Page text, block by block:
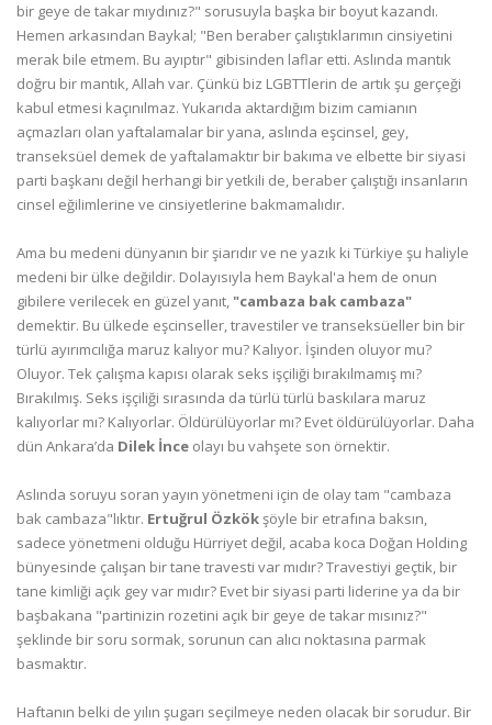
bir geye de takar mıydınız?" sorusuyla başka bir boyut kazandı.
Hemen arkasından Baykal; "Ben beraber çalıştıklarımın cinsiyetini
merak bile etmem. Bu ayıptır" gibisinden laflar etti. Aslında mantık
doğru bir mantık, Allah var. Çünkü biz LGBTTlerin de artık şu gerçeği
kabul etmesi kaçınılmaz. Yukarıda aktardığım bizim camianın
açmazları olan yaftalamalar bir yana, aslında eşcinsel, gey,
transeksüel demek de yaftalamaktır bir bakıma ve elbette bir siyasi
parti başkanı değil herhangi bir yetkili de, beraber çalıştığı insanların
cinsel eğilimlerine ve cinsiyetlerine bakmamalıdır.
Ama bu medeni dünyanın bir şiarıdır ve ne yazık ki Türkiye şu haliyle
medeni bir ülke değildir. Dolayısıyla hem Baykal'a hem de onun
gibilere verilecek en güzel yanıt, "cambaza bak cambaza"
demektir. Bu ülkede eşcinseller, travestiler ve transeksüeller bin bir
türlü ayırımcılığa maruz kalıyor mu? Kalıyor. İşinden oluyor mu?
Oluyor. Tek çalışma kapısı olarak seks işçiliği bırakılmamış mı?
Bırakılmış. Seks işçiliği sırasında da türlü türlü baskılara maruz
kalıyorlar mı? Kalıyorlar. Öldürülüyorlar mı? Evet öldürülüyorlar. Daha
dün Ankara’da Dilek İnce olayı bu vahşete son örnektir.
Aslında soruyu soran yayın yönetmeni için de olay tam "cambaza
bak cambaza"lıktır. Ertuğrul Özkökşöyle bir etrafına baksın,
sadece yönetmeni olduğu Hürriyet değil, acaba koca Doğan Holding
bünyesinde çalışan bir tane travesti var mıdır? Travestiyi geçtik, bir
tane kimliği açık gey var mıdır? Evet bir siyasi parti liderine ya da bir
başbakana "partinizin rozetini açık bir geye de takar mısınız?"
şeklinde bir soru sormak, sorunun can alıcı noktasına parmak
basmaktır.
Haftanın belki de yılın şugarı seçilmeye neden olacak bir sorudur. Bir